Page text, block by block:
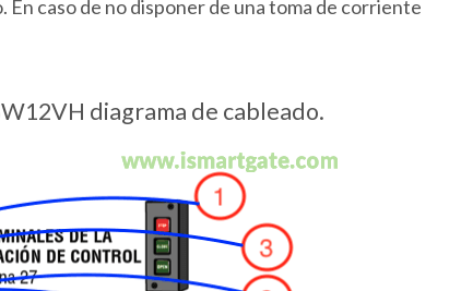
caso de no disponer de una toma de corriente
diagrama de cableado.